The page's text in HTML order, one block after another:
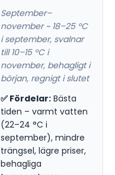
September–
november ~ 18–25 °C
i september, svalnar
till 10–15 °C i
november, behagligt i
början, regnigt i slutet
✅ Fördelar: Bästa
tiden – varmt vatten
(22–24 °C i
september), mindre
trängsel, lägre priser,
behagliga